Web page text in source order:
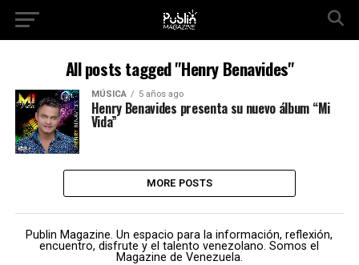
All posts tagged "Henry Benavides"
MÚSICA 5 años ago
Henry Benavides presenta su nuevo álbum “Mi
Vida”
MORE POSTS
Publin Magazine. Un espacio para la información, reflexión,
encuentro, disfrute y el talento venezolano. Somos el
Magazine de Venezuela.